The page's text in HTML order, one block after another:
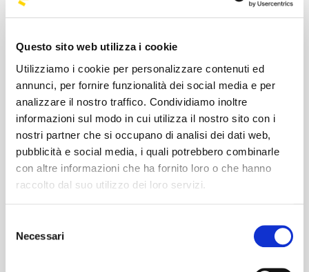
Questo sito web utilizza i cookie
Utilizziamo i cookie per personalizzare contenuti ed
annunci, per fornire funzionalità dei social media e per
analizzare il nostro traffico. Condividiamo inoltre
informazioni sul modo in cui utilizza il nostro sito con i
nostri partner che si occupano di analisi dei dati web,
pubblicità e social media, i quali potrebbero combinarle
con altre informazioni che ha fornito loro o che hanno
raccolto dal suo utilizzo dei loro servizi.
delNecessari
di formazione e grandi successi come One
fino all'ultimo lavoro in studio
Gold[...]
Immagini